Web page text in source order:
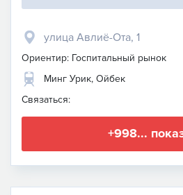
улица Авлиё-Ота, 1
Ориентир: Госпитальный рынок
Минг Урик, Ойбек
Связаться:
+998...